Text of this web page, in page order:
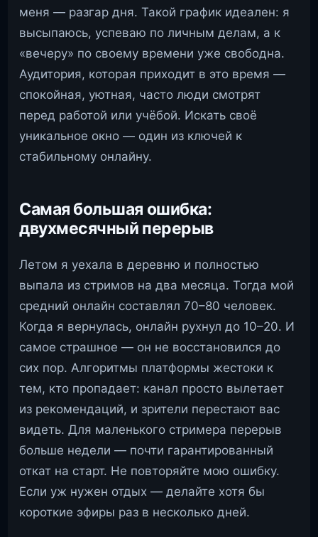
меня — разгар дня. Такой график идеален: я
высыпаюсь, успеваю по личным делам, а к
«вечеру» по своему времени уже свободна.
Аудитория, которая приходит в это время —
спокойная, уютная, часто люди смотрят
перед работой или учёбой. Искать своё
уникальное окно — один из ключей к
стабильному онлайну.
Самая большая ошибка:
двухмесячный перерыв
Летом я уехала в деревню и полностью
выпала из стримов на два месяца. Тогда мой
средний онлайн составлял 70–80 человек.
Когда я вернулась, онлайн рухнул до 10–20. И
самое страшное — он не восстановился до
сих пор. Алгоритмы платформы жестоки к
тем, кто пропадает: канал просто вылетает
из рекомендаций, и зрители перестают вас
видеть. Для маленького стримера перерыв
больше недели — почти гарантированный
откат на старт. Не повторяйте мою ошибку.
Если уж нужен отдых — делайте хотя бы
короткие эфиры раз в несколько дней.